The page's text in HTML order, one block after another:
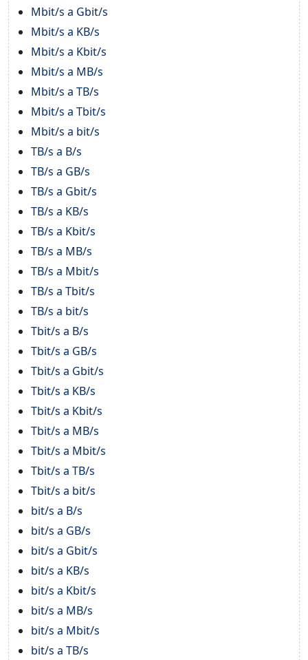
Mbit/s a Gbit/s
Mbit/s a KB/s
Mbit/s a Kbit/s
Mbit/s a MB/s
Mbit/s a TB/s
Mbit/s a Tbit/s
Mbit/s a bit/s
TB/s a B/s
TB/s a GB/s
TB/s a Gbit/s
TB/s a KB/s
TB/s a Kbit/s
TB/s a MB/s
TB/s a Mbit/s
TB/s a Tbit/s
TB/s a bit/s
Tbit/s a B/s
Tbit/s a GB/s
Tbit/s a Gbit/s
Tbit/s a KB/s
Tbit/s a Kbit/s
Tbit/s a MB/s
Tbit/s a Mbit/s
Tbit/s a TB/s
Tbit/s a bit/s
bit/s a B/s
bit/s a GB/s
bit/s a Gbit/s
bit/s a KB/s
bit/s a Kbit/s
bit/s a MB/s
bit/s a Mbit/s
bit/s a TB/s